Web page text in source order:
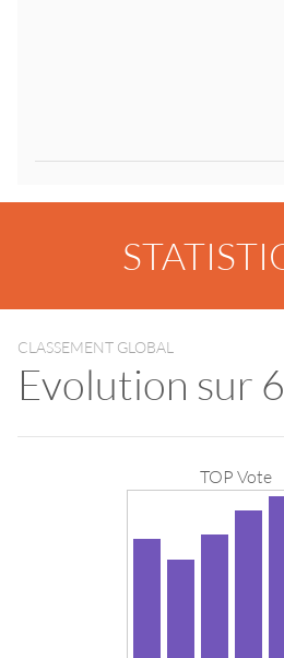
CLASSEMENT GLOBAL
Evolution sur
TOP Vote